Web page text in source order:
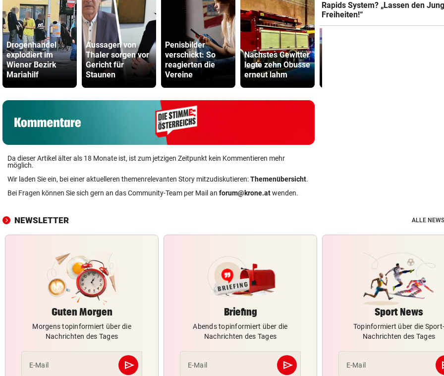
Drogenhandel
explodiert im
Wiener Bezirk
Mariahilf
Aussagen von
Thaler sorgen vor
Gericht für
Staunen
Penisbilder
verschickt: So
reagierten die
Vereine
Nächstes Gewitter
legte zehn Obusse
erneut lahm
Da dieser Artikel älter als 18 Monate ist, ist zum jetzigen Zeitpunkt kein Kommentieren mehr
möglich.
Wir laden Sie ein, bei einer aktuelleren themenrelevanten Story mitzudiskutieren:Themenübersicht.
Bei Fragen können Sie sich gern an das Community-Team per Mail an forum@krone.atwenden.
Rapids System? „Lassen den
Freiheiten!“
NEWSLETTER ALLE
Guten Morgen
Morgens topinformiert über die
Nachrichten des Tages
E-Mail send
Abschicken
Briefing
Abends topinformiert über die
Nachrichten des Tages
E-Mail send
Abschicken
Sport News
Topinformiert über die Sport-
Nachrichten des Tages
E-Mail